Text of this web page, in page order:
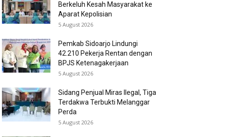
Berkeluh Kesah Masyarakat ke
Aparat Kepolisian
5 August 2026
Pemkab Sidoarjo Lindungi
42.210 Pekerja Rentan dengan
BPJS Ketenagakerjaan
5 August 2026
Sidang Penjual Miras Ilegal, Tiga
Terdakwa Terbukti Melanggar
Perda
5 August 2026